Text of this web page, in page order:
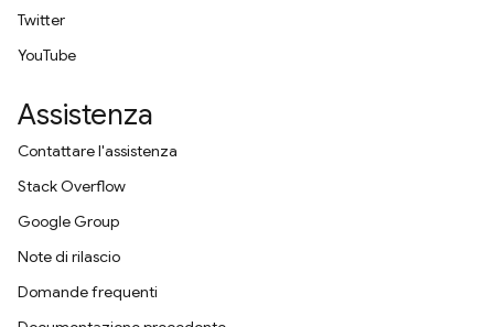
Twitter
YouTube
Assistenza
Contattare l'assistenza
Stack Overflow
Google Group
Note di rilascio
Domande frequenti